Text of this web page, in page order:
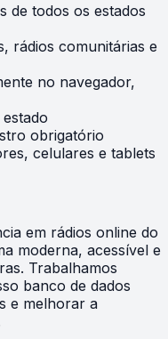
de todos os estados
rádios comunitárias e
no navegador,
obrigatório
celulares e tablets
em rádios online do
moderna, acessível e
Trabalhamos
banco de dados
e melhorar a